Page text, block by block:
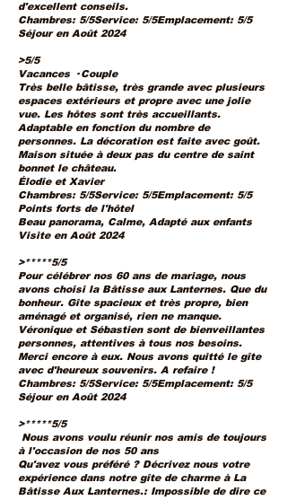
d'excellent conseils.
Chambres: 5/5Service: 5/5Emplacement: 5/5
Séjour en Août 2024
>5/5
Vacances · Couple
Très belle bâtisse, très grande avec plusieurs
espaces extérieurs et propre avec une jolie
vue. Les hôtes sont très accueillants.
Adaptable en fonction du nombre de
personnes. La décoration est faite avec goût.
Maison située à deux pas du centre de saint
bonnet le château.
Élodie et Xavier
Chambres: 5/5Service: 5/5Emplacement: 5/5
Points forts de l'hôtel
Beau panorama, Calme, Adapté aux enfants
Visite en Août 2024
>*****5/5
Pour célébrer nos 60 ans de mariage, nous
avons choisi la Bâtisse aux Lanternes. Que du
bonheur. Gîte spacieux et très propre, bien
aménagé et organisé, rien ne manque.
Véronique et Sébastien sont de bienveillantes
personnes, attentives à tous nos besoins.
Merci encore à eux. Nous avons quitté le gîte
avec d'heureux souvenirs. A refaire !
Chambres: 5/5Service: 5/5Emplacement: 5/5
Séjour en Août 2024
>*****5/5
Nous avons voulu réunir nos amis de toujours
à l'occasion de nos 50 ans
Qu'avez vous préféré ? Décrivez nous votre
expérience dans notre gîte de charme à La
Bâtisse Aux Lanternes.: Impossible de dire ce